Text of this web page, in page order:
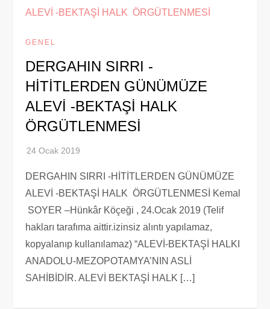
GENEL
DERGAHIN SIRRI -
HİTİTLERDEN GÜNÜMÜZE
ALEVİ -BEKTAŞİ HALK
ÖRGÜTLENMESİ
DERGAHIN SIRRI -HİTİTLERDEN GÜNÜMÜZE
ALEVİ -BEKTAŞİ HALK ÖRGÜTLENMESİ Kemal
SOYER –Hünkâr Köçeği , 24.Ocak 2019 (Telif
hakları tarafıma aittir.izinsiz alıntı yapılamaz,
kopyalanıp kullanılamaz) “ALEVİ-BEKTAŞİ HALKI
ANADOLU-MEZOPOTAMYA’NIN ASLİ
SAHİBİDİR. ALEVİ BEKTAŞİ HALK […]